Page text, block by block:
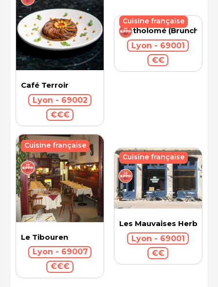
Café Terroir
Lyon - 69002
€€€
Bartholomé (Brunch)
Lyon - 69001
€€
Cuisine française
Le Tibouren
Lyon - 69007
€€€
Cuisine française
Les Mauvaises Herbes
Lyon - 69001
€€
Cuisine française